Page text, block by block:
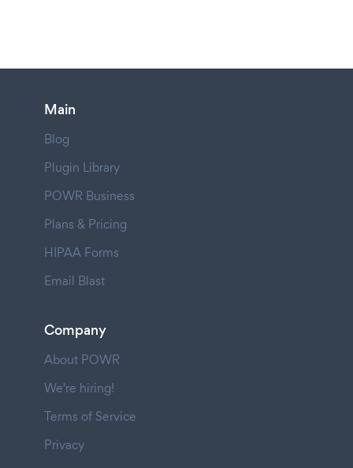
Main
Blog
Plugin Library
POWR Business
Plans & Pricing
HIPAA Forms
Email Blast
Company
About POWR
We're hiring!
Terms of Service
Privacy